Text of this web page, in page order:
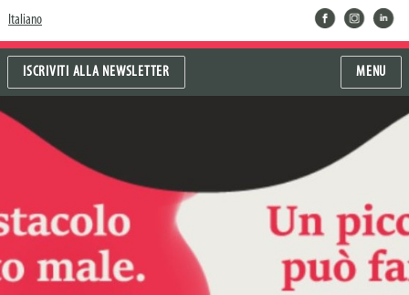
Italiano facebookinstragram
linkedin
ISCRIVITI ALLA NEWSLETTER MENU